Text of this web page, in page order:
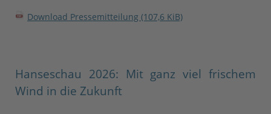
Download Pressemitteilung (107,6 KiB)
Hanseschau 2026: Mit ganz viel frischem
Wind in die Zukunft